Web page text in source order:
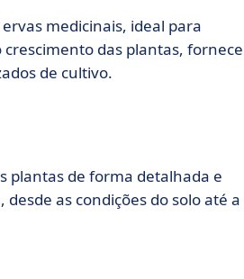
medicinais, ideal para
crescimento das plantas,
de cultivo.
plantas de forma detalhada e
as condições do solo até a